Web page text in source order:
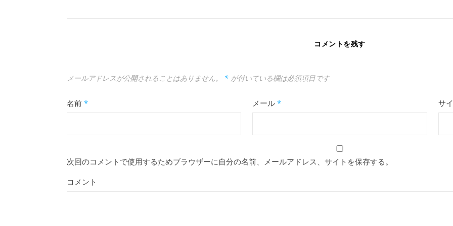
コメントを残す
メールアドレスが公開されることはありません。 * が付いている欄は必須項目です
名前 * メール* サ
次回のコメントで使用するためブラウザーに自分の名前、メールアドレス、サイトを保存する。
コメント